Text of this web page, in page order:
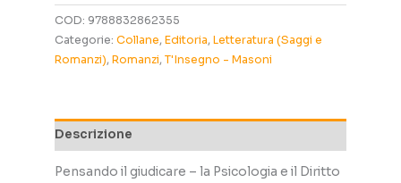
giudicare
–
la
Psicologia
Diritto
COD: 9788832862355
Categorie: Collane, Editoria, Letteratura (Saggi e
Romanzi), Romanzi, T'Insegno - Masoni
Descrizione
Pensando il giudicare – la Psicologia e il Diritto